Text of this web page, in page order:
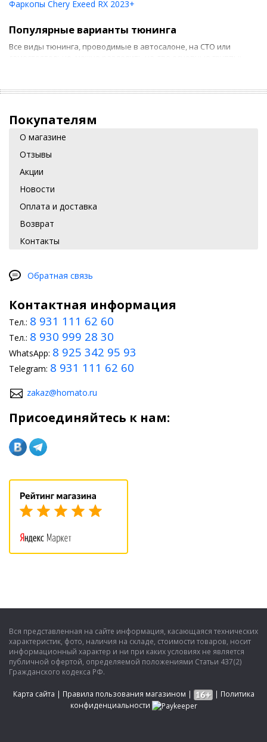
Фаркопы Chery Exeed RX 2023+
Популярные варианты тюнинга
Все виды тюнинга, проводимые в автосалоне, на СТО или
новых накидок на сиденье, ковриков и т. д. Если такие
например, при необходимости установки
электростеклоподъемника.
Внешний тюнинг. Зачастую это установка
радиатора, антискола для крыши и пр.
потребуются специальные инструменты.
Что можно сделать самому?
мероприятия по улучшению шумоизоляции. Для этого
достаточно использовать специальный уплотнитель. Многие
обеспечивает более комфортную и безопасную езду, а также
устанавливают спойлер. Кроме того, в магазине доступно много
аксессуаров, которые всегда можно купить для преображения
своего авто.
Покупателям
О магазине
Отзывы
Акции
Новости
Оплата и доставка
Возврат
Контакты
Обратная связь
Контактная информация
Тел.: 8 931 111 62 60
Тел.: 8 930 999 28 30
WhatsApp: 8 925 342 95 93
Telegram: 8 931 111 62 60
zakaz@homato.ru
Присоединяйтесь к нам:
Вся представленная на сайте информация, касающаяся технических
характеристик, фото, наличия на складе, стоимости товаров, носит
информационный характер и ни при каких условиях не является
публичной офертой, определяемой положениями Статьи 437(2)
Гражданского кодекса РФ.
Карта сайта | Правила пользования магазином | | Политика
конфиденциальности